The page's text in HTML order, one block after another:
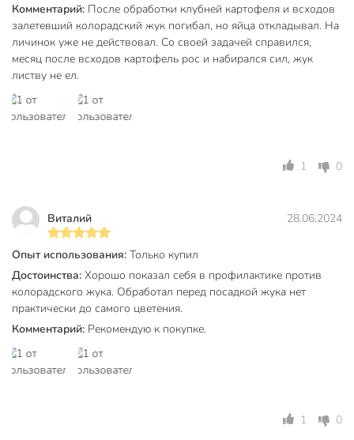
Комментарий: После обработки клубней картофеля и всходов
залетевший колорадский жук погибал, но яйца откладывал. На
личинок уже не действовал. Со своей задачей справился,
месяц после всходов картофель рос и набирался сил, жук
листву не ел.
1 0
Виталий 28.06.2024
Опыт использования: Только купил
Достоинства: Хорошо показал себя в профилактике против
колорадского жука. Обработал перед посадкой жука нет
практически до самого цветения.
Комментарий: Рекомендую к покупке.
1 0